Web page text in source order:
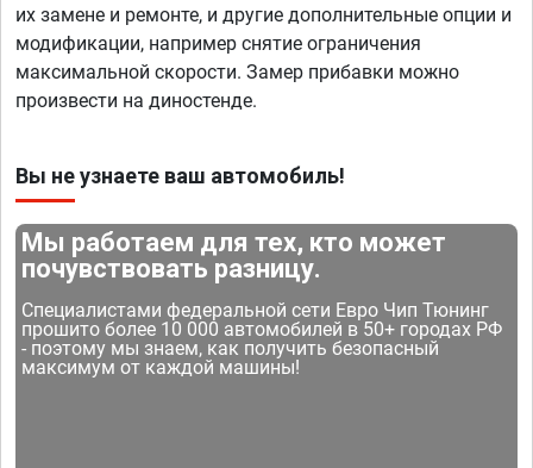
их замене и ремонте, и другие дополнительные опции и
модификации, например снятие ограничения
максимальной скорости. Замер прибавки можно
произвести на диностенде.
Вы не узнаете ваш автомобиль!
Мы работаем для тех, кто может
почувствовать разницу.
Специалистами федеральной сети Евро Чип Тюнинг
прошито более 10 000 автомобилей в 50+ городах РФ
- поэтому мы знаем, как получить безопасный
максимум от каждой машины!